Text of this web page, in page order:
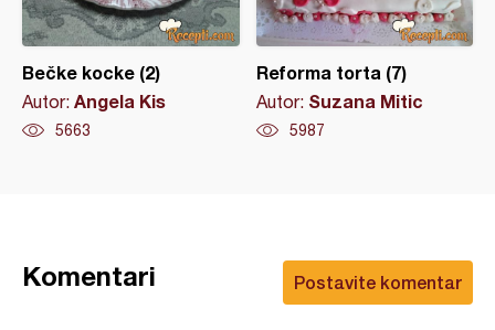
Bečke kocke (2)
Autor: Angela Kis
5663
Reforma torta (7)
Autor: Suzana Mitic
5987
Postavite komentar
Komentari